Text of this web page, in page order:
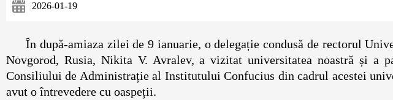
2026-01-19
În după-amiaza zilei de 9 ianuarie, o delegație condusă de rectorul
Novgorod, Rusia, Nikita V. Avralev, a vizitat universitatea noastră și a
Consiliului de Administrație al Institutului Confucius din cadrul acestei
avut o întrevedere cu oaspeții.